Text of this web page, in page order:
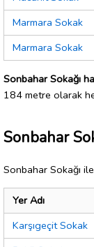
Marmara Sokak
Marmara Sokak
Sonbahar Sokağı
184 metre olarak
Sonbahar
Sonbahar Sokağı
Yer Adı
Karşıgeçit Sokak